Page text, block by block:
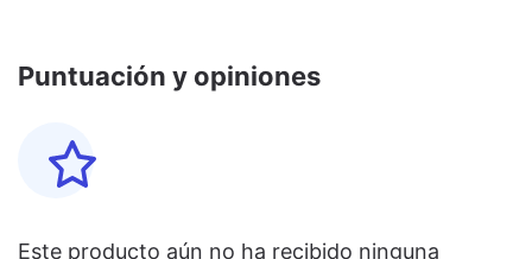
Puntuación y opiniones
Este producto aún no ha recibido ninguna